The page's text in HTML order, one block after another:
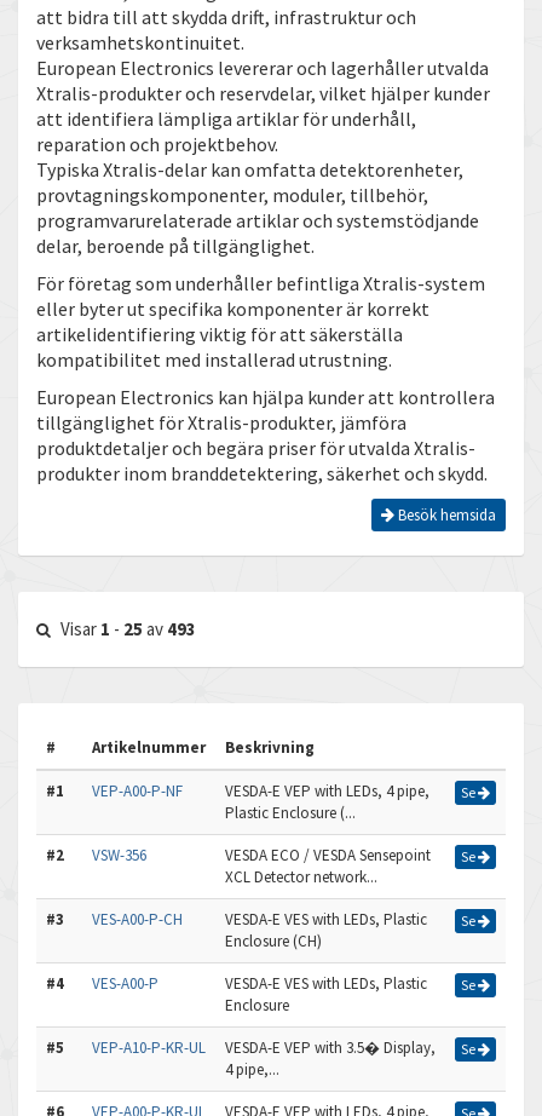
att bidra till att skydda drift, infrastruktur och
verksamhetskontinuitet.
European Electronics levererar och lagerhåller utvalda
Xtralis-produkter och reservdelar, vilket hjälper kunder
att identifiera lämpliga artiklar för underhåll,
reparation och projektbehov.
Typiska Xtralis-delar kan omfatta detektorenheter,
provtagningskomponenter, moduler, tillbehör,
programvarurelaterade artiklar och systemstödjande
delar, beroende på tillgänglighet.
För företag som underhåller befintliga Xtralis-system
eller byter ut specifika komponenter är korrekt
artikelidentifiering viktig för att säkerställa
kompatibilitet med installerad utrustning.
European Electronics kan hjälpa kunder att kontrollera
tillgänglighet för Xtralis-produkter, jämföra
produktdetaljer och begära priser för utvalda Xtralis-
produkter inom branddetektering, säkerhet och skydd.
Besök hemsida
Visar 1 - 25 av 493
# Artikelnummer Beskrivning
#1 VEP-A00-P-NF
VESDA-E VEP with LEDs, 4 pipe,
Plastic Enclosure (...
Se
#2 VSW-356
VESDA ECO / VESDA Sensepoint
XCL Detector network...
Se
#3 VES-A00-P-CH
VESDA-E VES with LEDs, Plastic
Enclosure (CH)
Se
#4 VES-A00-P
VESDA-E VES with LEDs, Plastic
Enclosure
Se
#5 VEP-A10-P-KR-UL
VESDA-E VEP with 3.5� Display,
4 pipe,...
Se
#6 VEP-A00-P-KR-UL VESDA-E VEP with LEDs, 4 pipe,